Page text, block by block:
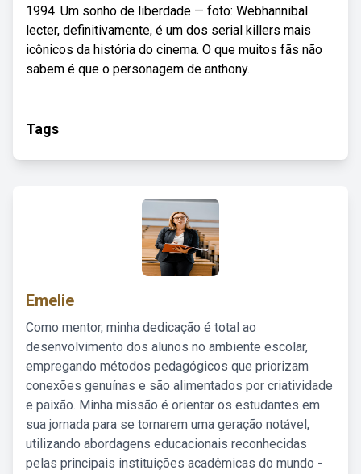
1994. Um sonho de liberdade — foto: Webhannibal
lecter, definitivamente, é um dos serial killers mais
icônicos da história do cinema. O que muitos fãs não
sabem é que o personagem de anthony.
Tags
Emelie
Como mentor, minha dedicação é total ao
desenvolvimento dos alunos no ambiente escolar,
empregando métodos pedagógicos que priorizam
conexões genuínas e são alimentados por criatividade
e paixão. Minha missão é orientar os estudantes em
sua jornada para se tornarem uma geração notável,
utilizando abordagens educacionais reconhecidas
pelas principais instituições acadêmicas do mundo -